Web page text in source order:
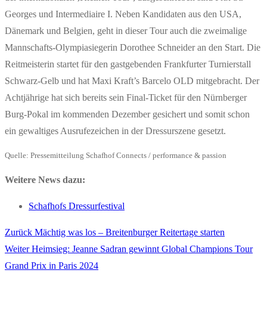
Georges und Intermediaire I. Neben Kandidaten aus den USA,
Dänemark und Belgien, geht in dieser Tour auch die zweimalige
Mannschafts-Olympiasiegerin Dorothee Schneider an den Start. Die
Reitmeisterin startet für den gastgebenden Frankfurter Turnierstall
Schwarz-Gelb und hat Maxi Kraft’s Barcelo OLD mitgebracht. Der
Achtjährige hat sich bereits sein Final-Ticket für den Nürnberger
Burg-Pokal im kommenden Dezember gesichert und somit schon
ein gewaltiges Ausrufezeichen in der Dressurszene gesetzt.
Quelle: Pressemitteilung Schafhof Connects / performance & passion
Weitere News dazu:
Schafhofs Dressurfestival
Beitragsnavigation
Zurück Vorheriger
Beitrag:
Mächtig was los – Breitenburger Reitertage starten
Weiter Nächster
Beitrag:
Heimsieg: Jeanne Sadran gewinnt Global Champions Tour
Grand Prix in Paris 2024